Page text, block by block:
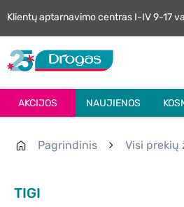
Klientų aptarnavimo centras I-IV 9-17
AKCIJOS NAUJIENOS
Pagrindinis Visi prekių
TIGI